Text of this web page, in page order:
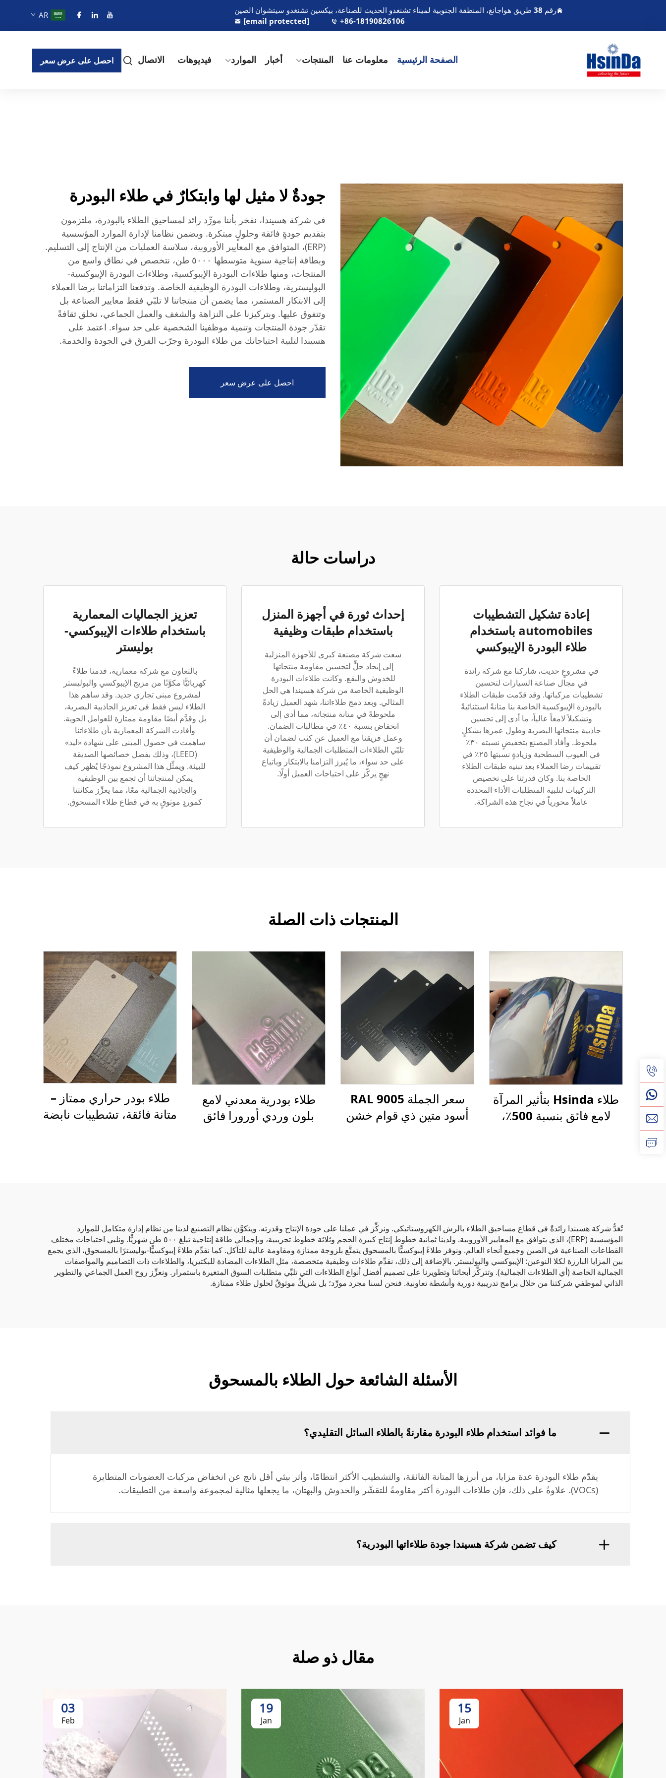
رقم 38 طريق هواجانغ، المنطقة الجنوبية لميناء تشنغدو الحديث للصناعة، بيكسين تشنغدو سيتشوان الصين
+86-18190826106
[email protected]
AR
الصفحة الرئيسية معلومات عنا المنتجات أخبار الموارد فيديوهات الاتصال احصل على عرض سعر
جودةٌ لا مثيل لها وابتكارٌ في طلاء البودرة
في شركة هسيندا، نفخر بأننا مورِّد رائد لمساحيق الطلاء بالبودرة، ملتزمون
بتقديم جودةٍ فائقة وحلولٍ مبتكرة. ويضمن نظامنا لإدارة الموارد المؤسسية
(ERP)، المتوافق مع المعايير الأوروبية، سلاسة العمليات من الإنتاج إلى التسليم.
وبطاقة إنتاجية سنوية متوسطها ٥٠٠٠ طن، نتخصص في نطاق واسع من
المنتجات، ومنها طلاءات البودرة الإيبوكسية، وطلاءات البودرة الإيبوكسية-
البوليسترية، وطلاءات البودرة الوظيفية الخاصة. وتدفعنا التزاماتنا برضا العملاء
إلى الابتكار المستمر، مما يضمن أن منتجاتنا لا تلبّي فقط معايير الصناعة بل
وتتفوق عليها. وبتركيزنا على النزاهة والشغف والعمل الجماعي، نخلق ثقافةً
تقدّر جودة المنتجات وتنمية موظفينا الشخصية على حد سواء. اعتمد على
هسيندا لتلبية احتياجاتك من طلاء البودرة وجرّب الفرق في الجودة والخدمة.
احصل على عرض سعر
دراسات حالة
إعادة تشكيل التشطيبات
automobiles باستخدام
طلاء البودرة الإيبوكسي
في مشروعٍ حديث، شاركنا مع شركة رائدة
في مجال صناعة السيارات لتحسين
تشطيبات مركباتها. وقد قدّمت طبقات الطلاء
بالبودرة الإيبوكسية الخاصة بنا متانةً استثنائيةً
وتشكيلاً لامعاً عالياً، ما أدى إلى تحسين
جاذبية منتجاتها البصرية وطول عمرها بشكلٍ
ملحوظ. وأفاد المصنع بتخفيضٍ نسبته ٣٠٪
في العيوب السطحية وزيادةٍ نسبتها ٢٥٪ في
تقييمات رضا العملاء بعد تبنيه طبقات الطلاء
الخاصة بنا. وكان قدرتنا على تخصيص
التركيبات لتلبية المتطلبات الأداء المحددة
عاملاً محورياً في نجاح هذه الشراكة.
إحداث ثورة في أجهزة المنزل
باستخدام طبقات وظيفية
سعت شركة مصنعة كبرى للأجهزة المنزلية
إلى إيجاد حلٍّ لتحسين مقاومة منتجاتها
للخدوش والبقع. وكانت طلاءات البودرة
الوظيفية الخاصة من شركة هسيندا هي الحل
المثالي. وبعد دمج طلاءاتنا، شهد العميل زيادةً
ملحوظةً في متانة منتجاته، مما أدى إلى
انخفاض بنسبة ٤٠٪ في مطالبات الضمان.
وعمل فريقنا مع العميل عن كثب لضمان أن
تلبّي الطلاءات المتطلبات الجمالية والوظيفية
على حد سواء، ما يُبرز التزامنا بالابتكار وباتباع
نهجٍ يركّز على احتياجات العميل أولًا.
تعزيز الجماليات المعمارية
باستخدام طلاءات الإيبوكسي-
بوليستر
بالتعاون مع شركة معمارية، قدمنا طلاءً
كهربائيًّا مكوَّنًا من مزيج الإيبوكسي والبوليستر
لمشروع مبنى تجاري جديد. وقد ساهم هذا
الطلاء ليس فقط في تعزيز الجاذبية البصرية،
بل وقدَّم أيضًا مقاومة ممتازة للعوامل الجوية.
وأفادت الشركة المعمارية بأن طلاءاتنا
ساهمت في حصول المبنى على شهادة «ليد»
(LEED)، وذلك بفضل خصائصها الصديقة
للبيئة. ويمثِّل هذا المشروع نموذجًا يُظهر كيف
يمكن لمنتجاتنا أن تجمع بين الوظيفية
والجاذبية الجمالية معًا، مما يعزِّز مكانتنا
كموردٍ موثوقٍ به في قطاع طلاء المسحوق.
المنتجات ذات الصلة
طلاء Hsinda بتأثير المرآة
لامع فائق بنسبة 500٪،
سعر الجملة RAL 9005
أسود متين ذي قوام خشن
طلاء بودرية معدني لامع
بلون وردي أورورا فائق
طلاء بودر حراري ممتاز –
متانة فائقة، تشطيبات نابضة
تُعَدُّ شركة هسيندا رائدةً في قطاع مساحيق الطلاء بالرش الكهروستاتيكي. ونركِّز في عملنا على جودة الإنتاج وقدرته. ويتكوَّن نظام التصنيع لدينا من نظام إدارة متكامل للموارد
المؤسسية (ERP)، الذي يتوافق مع المعايير الأوروبية. ولدينا ثمانية خطوط إنتاج كبيرة الحجم وثلاثة خطوط تجريبية، وبإجمالي طاقة إنتاجية تبلغ ٥٠٠ طن شهريًّا. ونلبي احتياجات مختلف
القطاعات الصناعية في الصين وجميع أنحاء العالم. ونوفر طلاءً إيبوكسيًّا بالمسحوق يتمتَّع بلزوجة ممتازة ومقاومة عالية للتآكل. كما نقدِّم طلاءً إيبوكسيًّا-بوليسترًا بالمسحوق، الذي يجمع
بين المزايا البارزة لكلا النوعين: الإيبوكسي والبوليستر. بالإضافة إلى ذلك، نقدِّم طلاءات وظيفية متخصصة، مثل الطلاءات المضادة للبكتيريا، والطلاءات ذات التصاميم والمواصفات
الجمالية الخاصة (أي الطلاءات الجمالية). وتتركَّز أبحاثنا وتطويرنا على تصميم أفضل أنواع الطلاءات التي تلبِّي متطلبات السوق المتغيرة باستمرار. ونعزِّز روح العمل الجماعي والتطوير
الذاتي لموظفي شركتنا من خلال برامج تدريبية دورية وأنشطة تعاونية. فنحن لسنا مجرد مورِّد؛ بل شريكٌ موثوقٌ لحلول طلاء ممتازة.
الأسئلة الشائعة حول الطلاء بالمسحوق
ما فوائد استخدام طلاء البودرة مقارنةً بالطلاء السائل التقليدي؟
يقدّم طلاء البودرة عدة مزايا، من أبرزها المتانة الفائقة، والتشطيب الأكثر انتظامًا، وأثر بيئي أقل ناتج عن انخفاض مركبات العضويات المتطايرة
(VOCs). علاوةً على ذلك، فإن طلاءات البودرة أكثر مقاومةً للتقشّر والخدوش والبهتان، ما يجعلها مثالية لمجموعة واسعة من التطبيقات.
كيف تضمن شركة هسيندا جودة طلاءاتها البودرية؟
مقال ذو صلة
15
Jan
19
Jan
03
Feb